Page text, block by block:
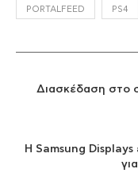
PORTALFEED PS4
Διασκέδαση στο
H Samsung Displays